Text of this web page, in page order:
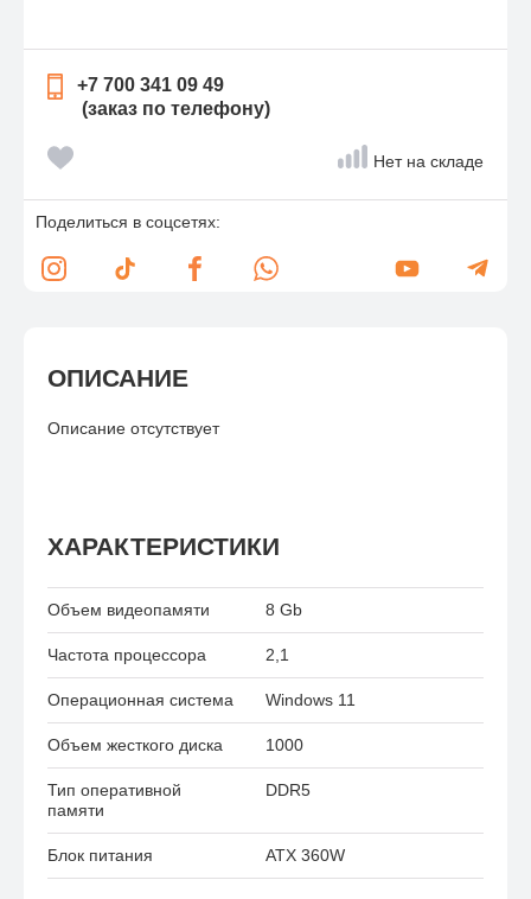
ОПИСАНИЕ
Описание отсутствует
ХАРАКТЕРИСТИКИ
Объем видеопамяти 8 Gb
Частота процессора 2,1
Операционная система Windows 11
Объем жесткого диска 1000
Тип оперативной
памяти
DDR5
Блок питания ATX 360W
+7 700 341 09 49
(заказ по телефону)
Нет на складе
Поделиться в соцсетях: